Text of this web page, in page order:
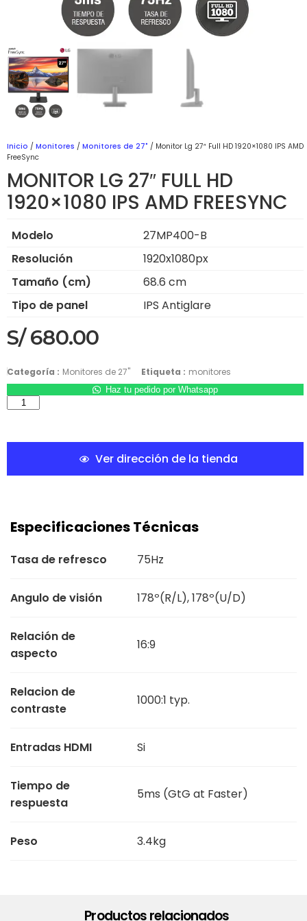
Inicio / Monitores / Monitores de 27" / Monitor Lg 27″ Full HD 1920×1080 IPS AMD
FreeSync
MONITOR LG 27″ FULL HD
1920×1080 IPS AMD FREESYNC
Modelo
27MP400-B
Resolución
1920x1080px
Tamaño (cm)
68.6 cm
Tipo de panel
IPS Antiglare
S/680.00
Categoría : Monitores de 27" Etiqueta : monitores
Haz tu pedido por Whatsapp
Ver dirección de la tienda
Especificaciones Técnicas
Tasa de refresco 75Hz
Angulo de visión 178º(R/L), 178º(U/D)
Relación de
aspecto
16:9
Relacion de
contraste
1000:1 typ.
Entradas HDMI Si
Tiempo de
respuesta
5ms (GtG at Faster)
Peso 3.4kg
Productos relacionados